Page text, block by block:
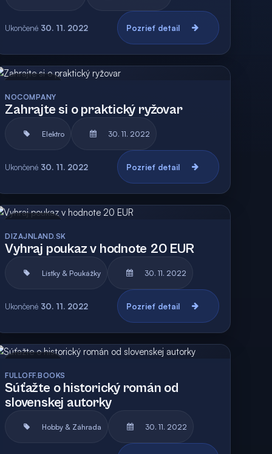
Ukončené 30. 11. 2022 Pozrieť detail
NOCOMPANY
Zahrajte si o praktický ryžovar
Elektro 30. 11. 2022
Ukončené 30. 11. 2022 Pozrieť detail
DIZAJNLAND.SK
Vyhraj poukaz v hodnote 20 EUR
Lístky & Poukážky 30. 11. 2022
Ukončené 30. 11. 2022 Pozrieť detail
FULLOFF.BOOKS
Súťažte o historický román od
slovenskej autorky
Hobby & Záhrada 30. 11. 2022